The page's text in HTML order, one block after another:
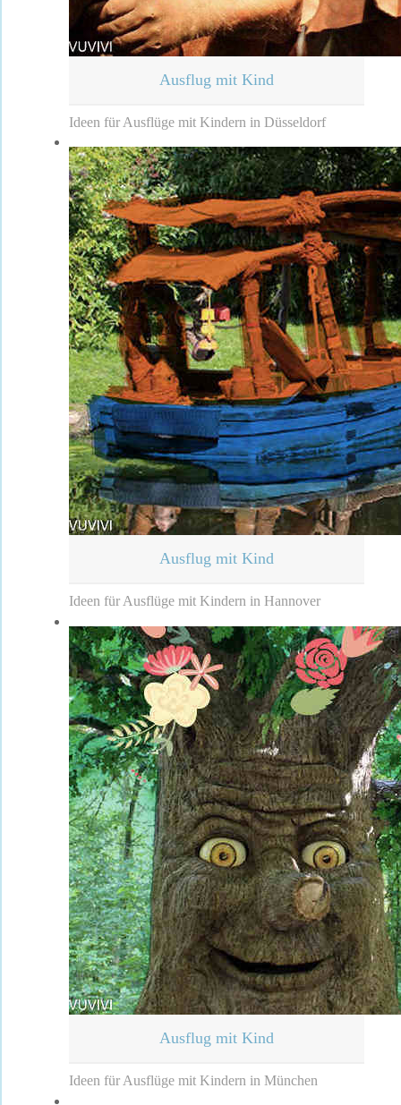
Ausflug mit Kind
Ideen für Ausflüge mit Kindern in Düsseldorf
Ausflug mit Kind
Ideen für Ausflüge mit Kindern in Hannover
Ausflug mit Kind
Ideen für Ausflüge mit Kindern in München